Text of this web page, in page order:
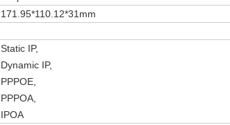
171.95*110.12*31mm
Static IP,
Dynamic IP,
PPPOE,
PPPOA,
IPOA